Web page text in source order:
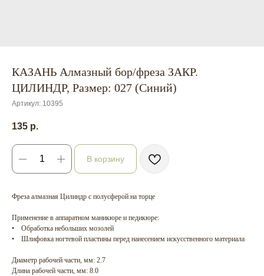
КАЗАНЬ Алмазный бор/фреза ЗАКР.
ЦИЛИНДР, Размер: 027 (Синий)
Артикул: 10395
135 р.
В корзину
Фреза алмазная Цилиндр с полусферой на торце
Применение в аппаратном маникюре и педикюре:
• Обработка небольших мозолей
• Шлифовка ногтевой пластины перед нанесением искусственного материала
Диаметр рабочей части, мм: 2.7
Длина рабочей части, мм: 8.0